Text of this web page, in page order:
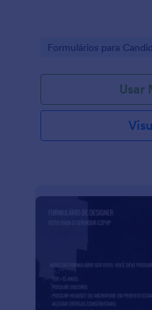
Go to Category:
Formulários para
Usar